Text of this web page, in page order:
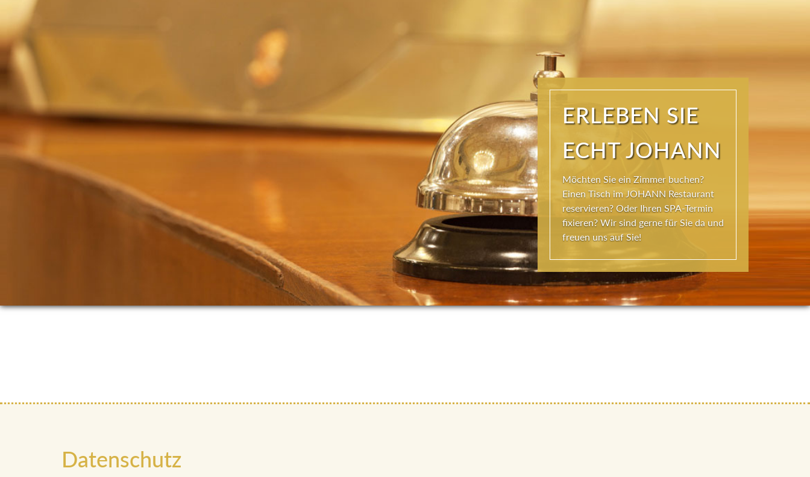
ERLEBEN SIE
ECHT JOHANN
Möchten Sie ein Zimmer buchen?
Einen Tisch im JOHANN Restaurant
reservieren? Oder Ihren SPA-Termin
fixieren? Wir sind gerne für Sie da und
freuen uns auf Sie!
Datenschutz